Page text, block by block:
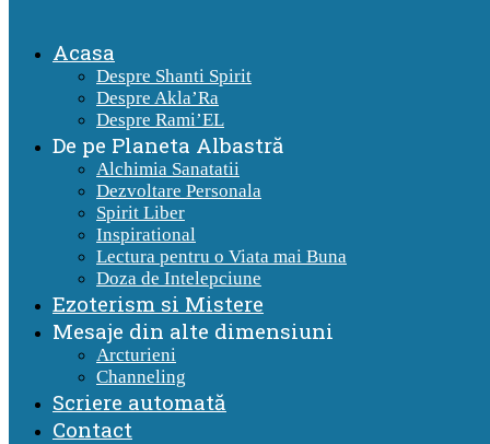
Acasa
Despre Shanti Spirit
Despre Akla’Ra
Despre Rami’EL
De pe Planeta Albastră
Alchimia Sanatatii
Dezvoltare Personala
Spirit Liber
Inspirational
Lectura pentru o Viata mai Buna
Doza de Intelepciune
Ezoterism si Mistere
Mesaje din alte dimensiuni
Arcturieni
Channeling
Scriere automată
Contact